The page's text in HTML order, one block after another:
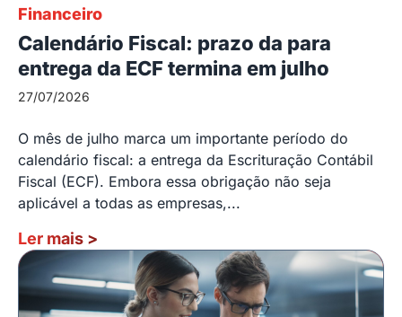
Financeiro
Calendário Fiscal: prazo da para
entrega da ECF termina em julho
27/07/2026
O mês de julho marca um importante período do
calendário fiscal: a entrega da Escrituração Contábil
Fiscal (ECF). Embora essa obrigação não seja
aplicável a todas as empresas,...
Ler mais >